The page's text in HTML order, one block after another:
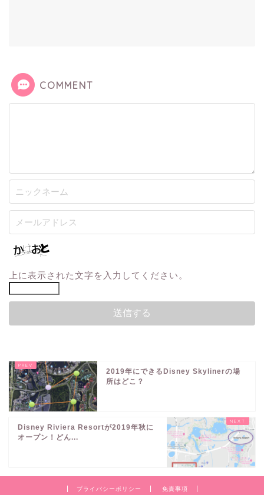
COMMENT
上に表示された文字を入力してください。
2019年にできるDisney Skylinerの場
所はどこ？
Disney Riviera Resortが2019年秋に
オープン！どん...
プライバシーポリシー 免責事項